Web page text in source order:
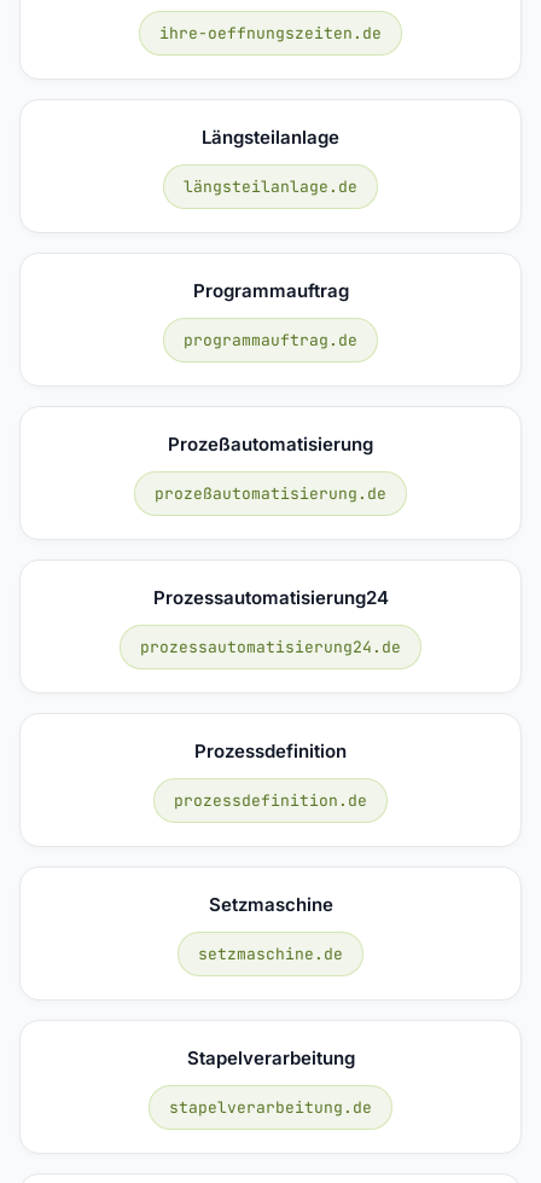
ihre-oeffnungszeiten.de
Längsteilanlage
längsteilanlage.de
Programmauftrag
programmauftrag.de
Prozeßautomatisierung
prozeßautomatisierung.de
Prozessautomatisierung24
prozessautomatisierung24.de
Prozessdefinition
prozessdefinition.de
Setzmaschine
setzmaschine.de
Stapelverarbeitung
stapelverarbeitung.de